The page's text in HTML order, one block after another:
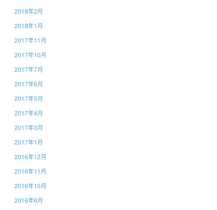
2018年2月
2018年1月
2017年11月
2017年10月
2017年7月
2017年6月
2017年5月
2017年4月
2017年3月
2017年1月
2016年12月
2016年11月
2016年10月
2016年6月